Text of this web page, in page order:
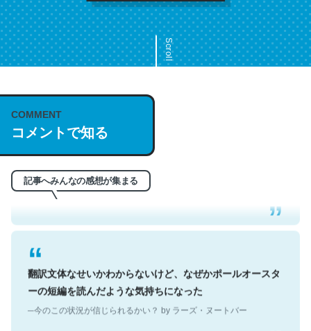
Scroll
COMMENT
コメントで知る
記事へみんなの感想が集まる
これは名文。彼はとてもクレバーなんだろうなと凄く思
う。英語少しでも読める人は原文もお勧め。自分はこの流
れ好き。Let’s Fucking Go. Then Covid hit. Shit.
─今のこの状況が信じられるかい？ by ラーズ・ヌートバー
翻訳文体なせいかわからないけど、なぜかポールオースタ
ーの短編を読んだような気持ちになった
─今のこの状況が信じられるかい？ by ラーズ・ヌートバー